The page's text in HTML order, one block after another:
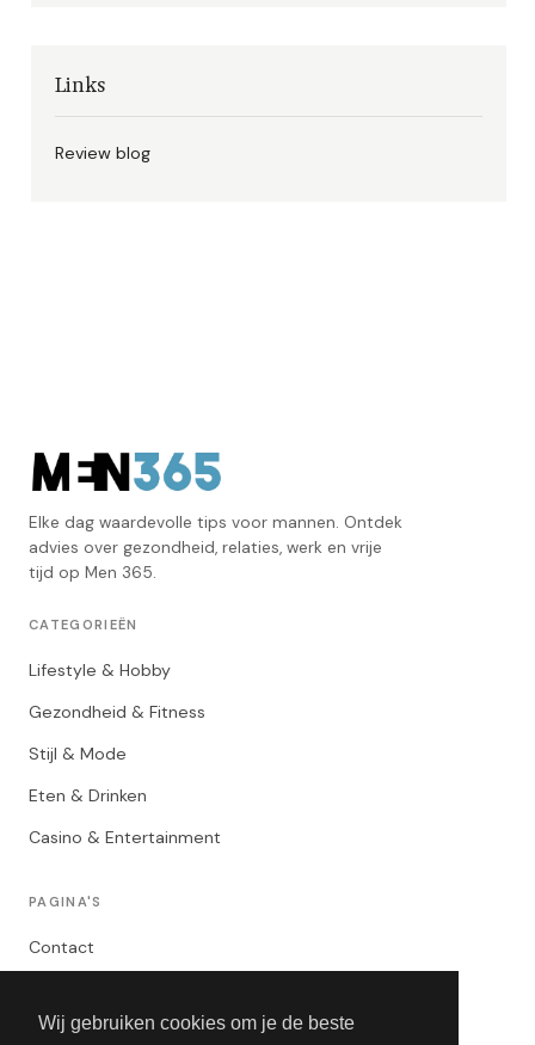
Wij gebruiken cookies om je de beste
Links
Review blog
Elke dag waardevolle tips voor mannen. Ontdek
advies over gezondheid, relaties, werk en vrije
tijd op Men 365.
CATEGORIEËN
Lifestyle & Hobby
Gezondheid & Fitness
Stijl & Mode
Eten & Drinken
Casino & Entertainment
PAGINA'S
Contact
Algemene Voorwaarden